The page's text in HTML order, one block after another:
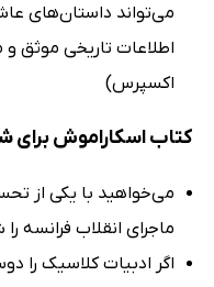
می‌تواند داستان‌های
اطلاعات تاریخی موثق و
اکسپرس)
کتاب اسکاراموش برای
می‌خواهید با یکی از
ماجرای انقلاب فرانسه
اگر ادبیات کلاسیک را